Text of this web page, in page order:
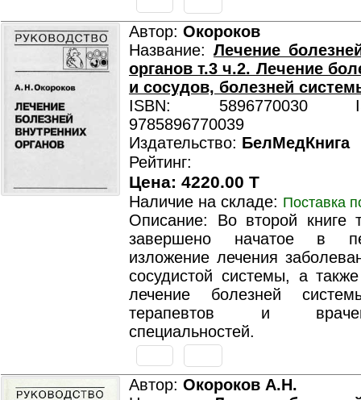
Автор: Окороков
Название: Лечение
органов т.3 ч.2. Лечение
и сосудов, болезней
ISBN: 5896770030
9785896770039
Издательство: БелМедКнига
Рейтинг:
Цена: 4220.00 T
Наличие на складе: Поставка
Описание: Во второй книге
завершено начатое в
изложение лечения
сосудистой системы, а
лечение болезней
терапевтов и
специальностей.
Автор: Окороков А.Н.